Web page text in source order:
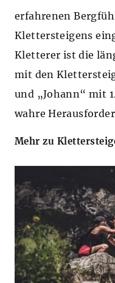
erfahrenen
Klettersteigens
Kletterer ist die
mit den
und „Johann“ mit
wahre
Mehr zu